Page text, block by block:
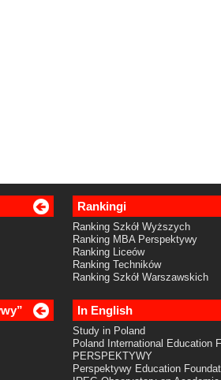
Rankingi
Ranking Szkół Wyższych
Ranking MBA Perspektywy
Ranking Liceów
Ranking Techników
Ranking Szkół Warszawskich
In English
Study in Poland
Poland International Education
PERSPEKTYWY
Perspektywy Education